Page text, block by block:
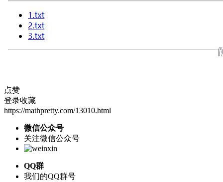
点赞
登录收藏
https://mathpretty.com/13010.html
微信公众号
关注微信公众号
QQ群
我们的QQ群号